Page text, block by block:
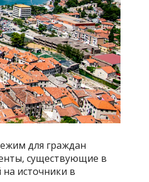
для граждан
существующие в
источники в